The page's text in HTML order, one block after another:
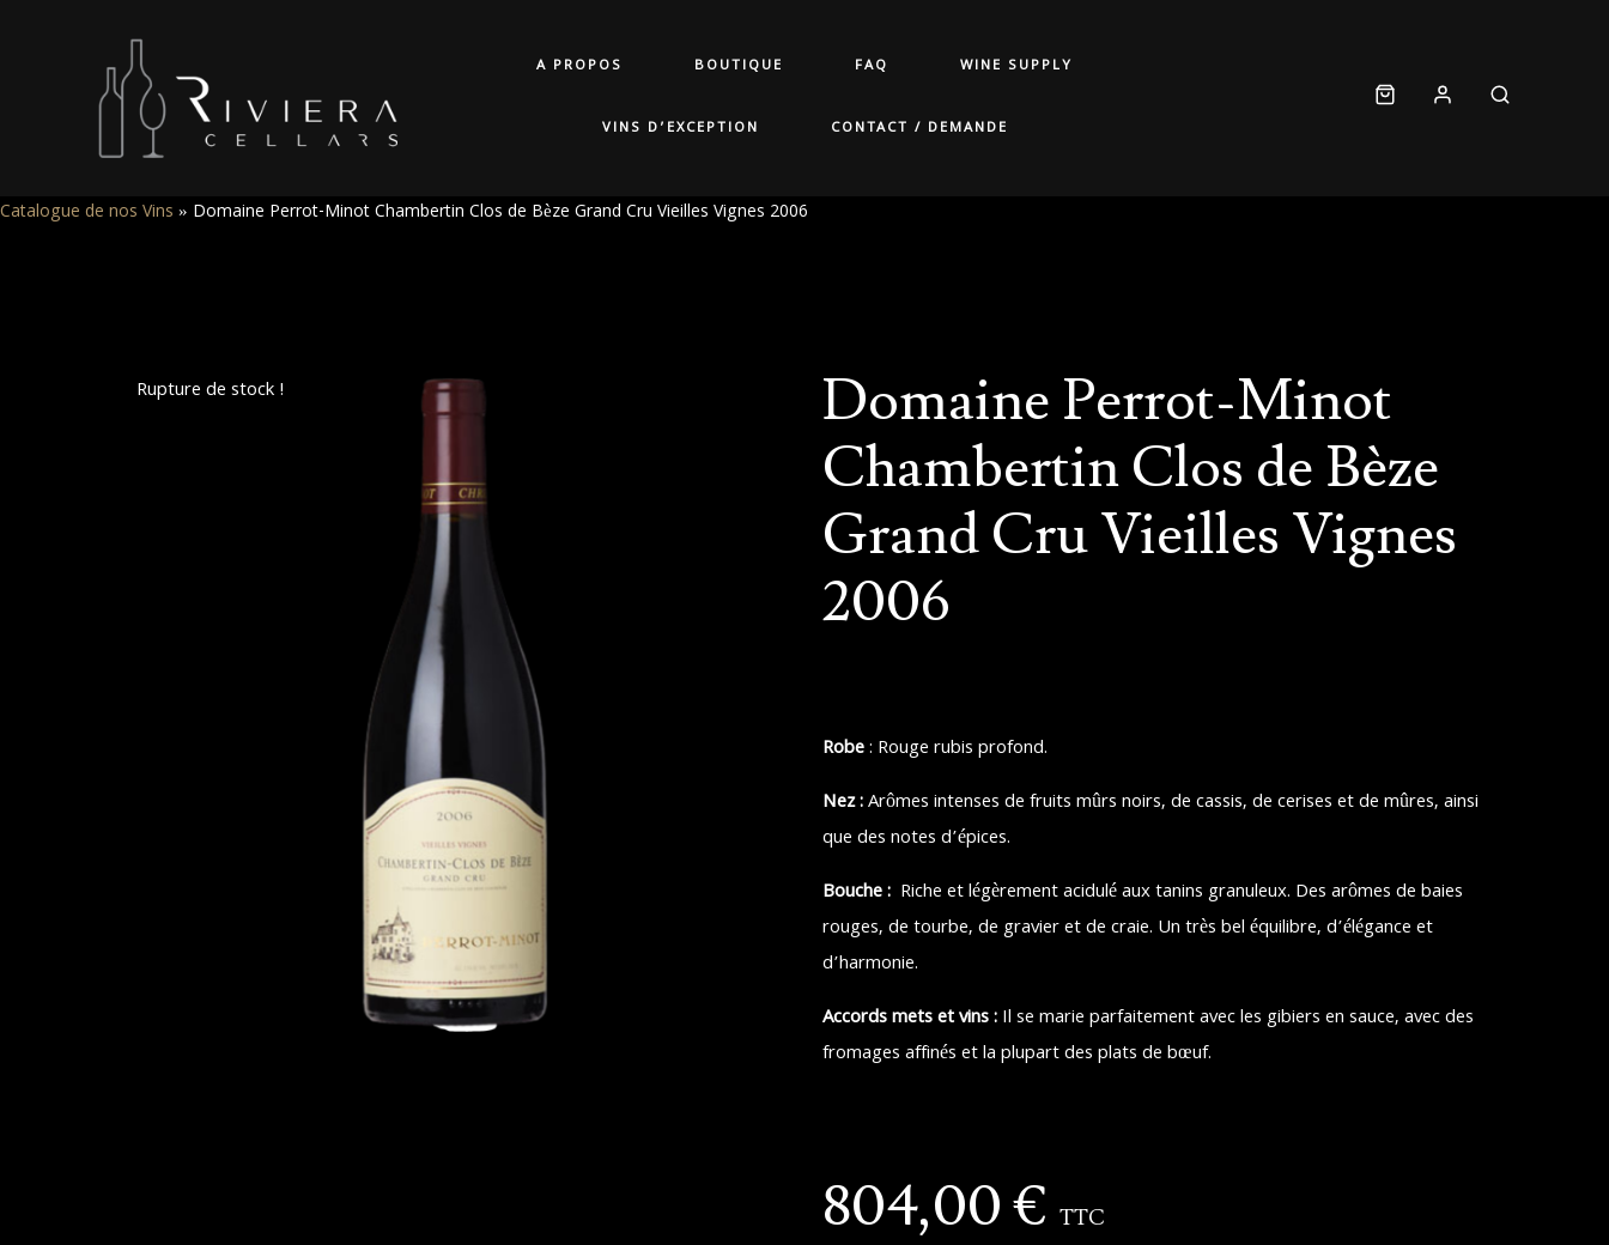
A PROPOS BOUTIQUE FAQ WINE SUPPLY
VINS D’EXCEPTION CONTACT / DEMANDE
Catalogue de nos Vins » Domaine Perrot-Minot Chambertin Clos de Bèze Grand Cru Vieilles Vignes 2006
Rupture de stock !
Domaine Perrot-Minot
Chambertin Clos de Bèze
Grand Cru Vieilles Vignes
2006
Robe: Rouge rubis profond.
Nez :Arômes intenses de fruits mûrs noirs, de cassis, de cerises et de mûres, ainsi
que des notes d’épices.
Bouche : Riche et légèrement acidulé aux tanins granuleux. Des arômes de baies
rouges, de tourbe, de gravier et de craie. Un très bel équilibre, d’élégance et
d’harmonie.
Accords mets et vins :Il se marie parfaitement avec les gibiers en sauce, avec des
fromages affinés et la plupart des plats de bœuf.
804,00€ TTC